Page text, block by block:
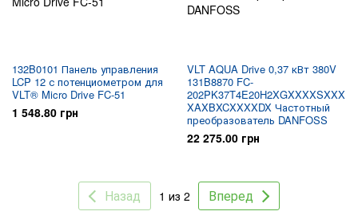
132B0101 Панель управления
LCP 12 с потенциометром для
VLT® Micro Drive FC-51
1 548.80 грн
VLT AQUA Drive 0,37 кВт 380V
131B8870 FC-
202PK37T4E20H2XGXXXXSXXX
XAXBXCXXXXDX Частотный
преобразователь DANFOSS
22 275.00 грн
Назад 1 из 2 Вперед